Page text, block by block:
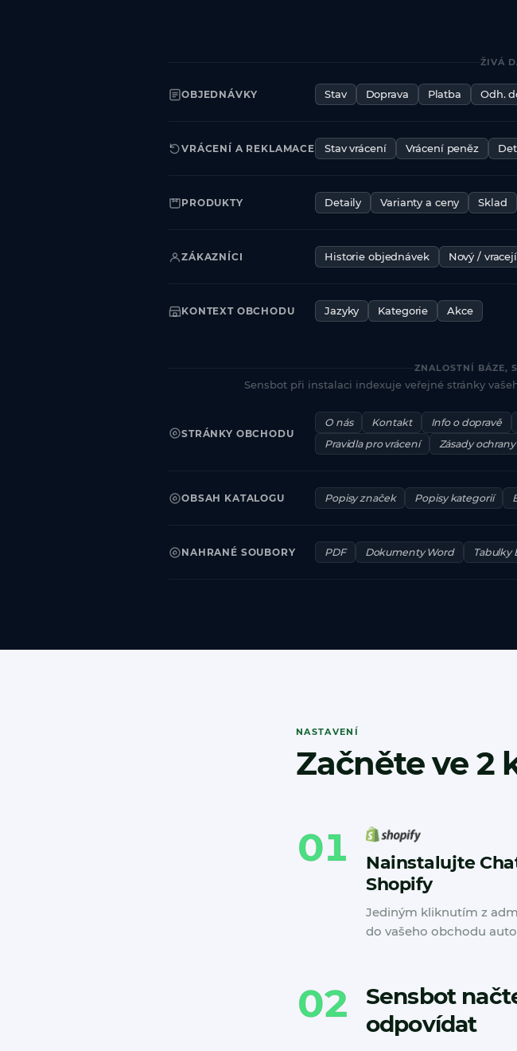
ŽIVÁ
OBJEDNÁVKY Stav Doprava Platba Odh.
VRÁCENÍ A REKLAMACE Stav vrácení Vrácení peněz
PRODUKTY Detaily Varianty a ceny Sklad
ZÁKAZNÍCI Historie objednávek Nový /
KONTEXT OBCHODU Jazyky Kategorie Akce
ZNALOSTNÍ BÁZE,
Sensbot při instalaci indexuje veřejné stránky
STRÁNKY OBCHODU
O nás Kontakt Info o dopravě
Pravidla pro vrácení
Zásady
OBSAH KATALOGU Popisy značek Popisy kategorií
NAHRANÉ SOUBORY PDF Dokumenty Word Tabulky
NASTAVENÍ
Začněte ve 2
01
Nainstalujte
Shopify
Jediným kliknutím z
do vašeho obchodu
02
Sensbot
odpovídat